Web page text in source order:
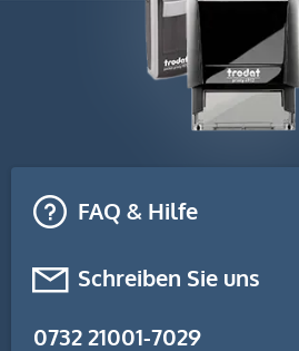
FAQ & Hilfe
Schreiben Sie uns
0732 21001-7029